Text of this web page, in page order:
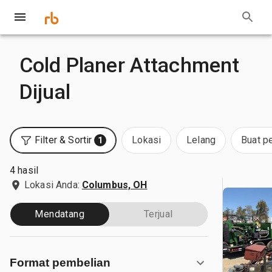
Cold Planer Attachment
Dijual
Filter & Sortir 1 Lokasi Lelang Buat
4 hasil
Lokasi Anda: Columbus, OH
Mendatang Terjual
Format pembelian